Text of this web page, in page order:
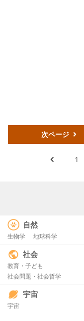
次ページ
< 1
自然
生物学 地球科学
社会
教育・子ども
社会問題・社会哲学
宇宙
宇宙